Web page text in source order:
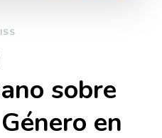
sobre
en